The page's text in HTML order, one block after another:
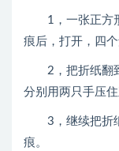
1，一张正方形
痕后，打开，四
2，把折纸翻到
分别用两只手压
3，继续把折纸
痕。